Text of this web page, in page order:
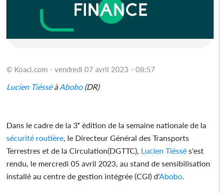
© Koaci.com - vendredi 07 avril 2023 - 08:57
Lucien TiésséàAbobo(DR)
Dans le cadre de la 3ᵉ édition de la semaine nationale de la
sécurité routière , le Directeur Général des Transports
Terrestres et de la Circulation(DGTTC), Lucien Tiéssé s'est
rendu, le mercredi 05 avril 2023, au stand de sensibilisation
installé au centre de gestion intégrée (CGI) d'Abobo